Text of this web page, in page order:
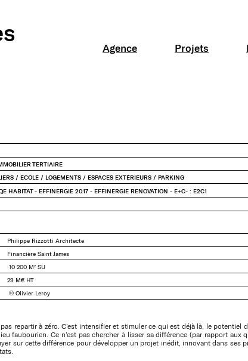
Agence Projets
TERTIAIRE
/ ECOLE / LOGEMENTS / ESPACES EXTÉRIEURS / PARKING
HABITAT - EFFINERGIE 2017 - EFFINERGIE RENOVATION - E+C- : E2C1
Philippe Rizzotti Architecte
Financière Saint James
10 200 M² SU
29 M€ HT
© Olivier Leroy
repartir à zéro. C’est intensifier et stimuler ce qui est déjà là, le potentiel
faubourien. Ce n’est pas chercher à lisser sa différence (par rapport aux
sur cette différence pour développer un projet inédit, innovant dans ses